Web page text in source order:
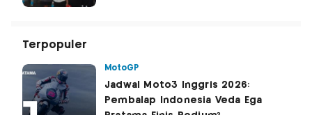
Terpopuler
MotoGP
Jadwal Moto3 Inggris 2026:
Pembalap Indonesia Veda Ega